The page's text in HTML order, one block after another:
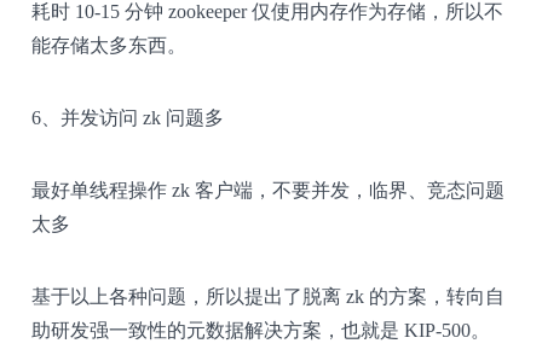
耗时 10-15 分钟 zookeeper 仅使用内存作为存储，所以不
能存储太多东西。
6、并发访问 zk 问题多
最好单线程操作 zk 客户端，不要并发，临界、竞态问题
太多
基于以上各种问题，所以提出了脱离 zk 的方案，转向自
助研发强一致性的元数据解决方案，也就是 KIP-500。